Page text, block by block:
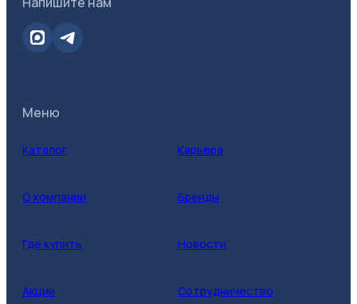
Меню
Каталог Карьера
О компании Бренды
Где купить Новости
Акции Сотрудничество